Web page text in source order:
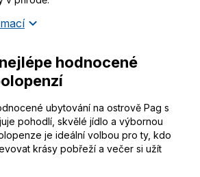
hodnocené
ubytování na ostrově Pag s
pohodlí, skvělé jídlo a výbornou
je ideální volbou pro ty, kdo
krásy pobřeží a večer si užít